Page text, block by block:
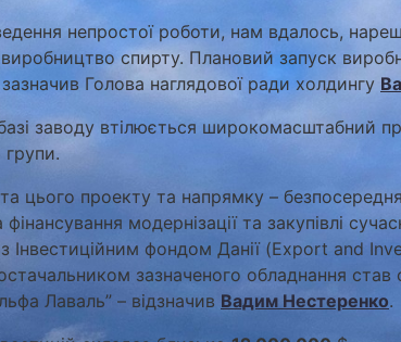
непростої роботи, нам вдалось,
виробництво спирту. Плановий запуск
зазначив Голова наглядової ради холдингу
заводу втілюється широкомасштабний
цього проекту та напрямку –
модернізації та закупівлі
Інвестиційним фондом Данії (Export and
зазначеного обладнання став
Лаваль” – відзначив Вадим Нестеренко.